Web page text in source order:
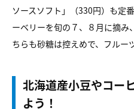
ソースソフト」（330円）も定
ーベリーを旬の７、８月に摘み
ちらも砂糖は控えめで、フルー
北海道産小豆やコー
よう！